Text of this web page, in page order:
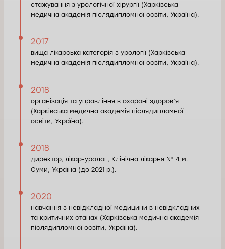
стажування з урологічної хірургії (Харківська
медична академія післядипломної освіти, Україна).
2017
вища лікарська категорія з урології (Харківська
медична академія післядипломної освіти, Україна).
2018
організація та управління в охороні здоров’я
(Харківська медична академія післядипломної
освіти, Україна).
2018
директор, лікар-уролог, Клінічна лікарня № 4 м.
Суми, Україна (до 2021 р.).
2020
навчання з невідкладної медицини в невідкладних
та критичних станах (Харківська медична академія
післядипломної освіти, Україна).